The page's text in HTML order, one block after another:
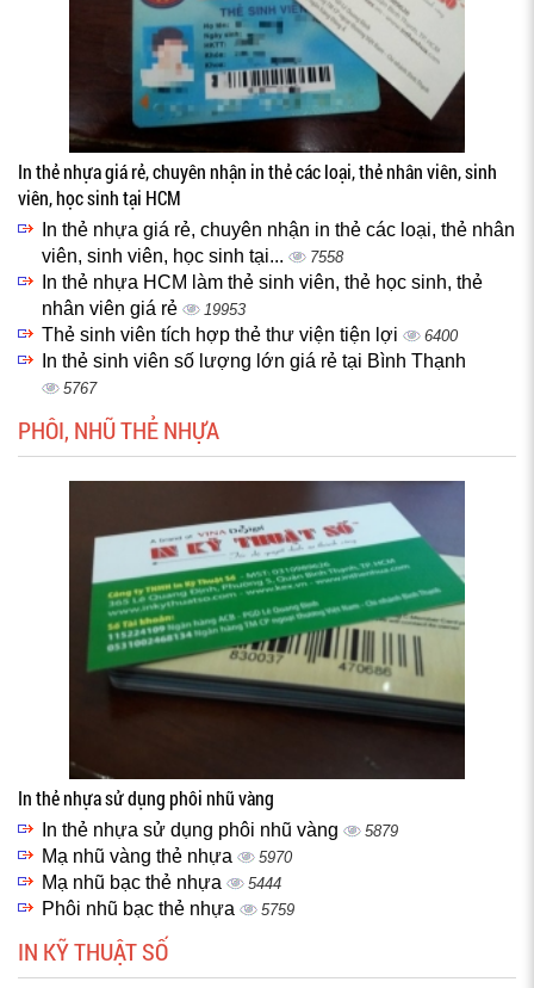
In thẻ nhựa giá rẻ, chuyên nhận in thẻ các loại, thẻ nhân viên, sinh
viên, học sinh tại HCM
In thẻ nhựa giá rẻ, chuyên nhận in thẻ các loại, thẻ nhân
viên, sinh viên, học sinh tại...
7558
In thẻ nhựa HCM làm thẻ sinh viên, thẻ học sinh, thẻ
nhân viên giá rẻ
19953
Thẻ sinh viên tích hợp thẻ thư viện tiện lợi 6400
In thẻ sinh viên số lượng lớn giá rẻ tại Bình Thạnh
5767
PHÔI, NHŨ THẺ NHỰA
In thẻ nhựa sử dụng phôi nhũ vàng
In thẻ nhựa sử dụng phôi nhũ vàng 5879
Mạ nhũ vàng thẻ nhựa 5970
Mạ nhũ bạc thẻ nhựa 5444
Phôi nhũ bạc thẻ nhựa 5759
IN KỸ THUẬT SỐ